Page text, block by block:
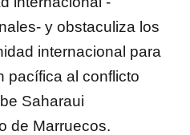
y obstaculiza los
internacional para
pacífica al conflicto
Saharaui
de Marruecos.